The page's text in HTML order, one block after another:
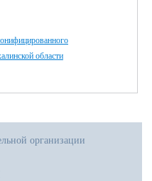
области
организации